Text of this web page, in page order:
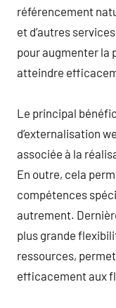
référencement
et d’autres
pour augmenter la
atteindre
Le principal
d’externalisation
associée à la
En outre, cela
compétences
autrement.
plus grande
ressources,
efficacement aux